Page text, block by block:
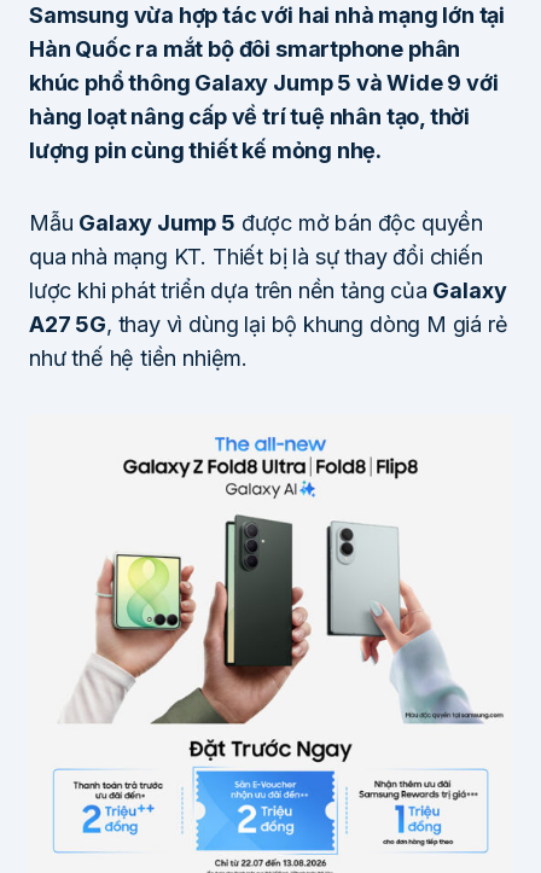
Samsung vừa hợp tác với hai nhà mạng lớn tại
Hàn Quốc ra mắt bộ đôi smartphone phân
khúc phổ thông Galaxy Jump 5 và Wide 9 với
hàng loạt nâng cấp về trí tuệ nhân tạo, thời
lượng pin cùng thiết kế mỏng nhẹ.
Mẫu Galaxy Jump 5 được mở bán độc quyền
qua nhà mạng KT. Thiết bị là sự thay đổi chiến
lược khi phát triển dựa trên nền tảng của Galaxy
A27 5G, thay vì dùng lại bộ khung dòng M giá rẻ
như thế hệ tiền nhiệm.